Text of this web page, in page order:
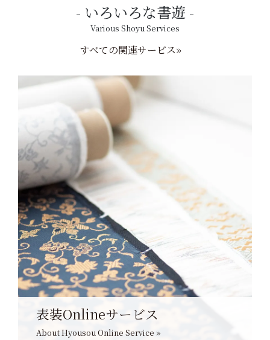
いろいろな書遊
Various Shoyu Services
すべての関連サービス»
表装Onlineサービス
About Hyousou Online Service »